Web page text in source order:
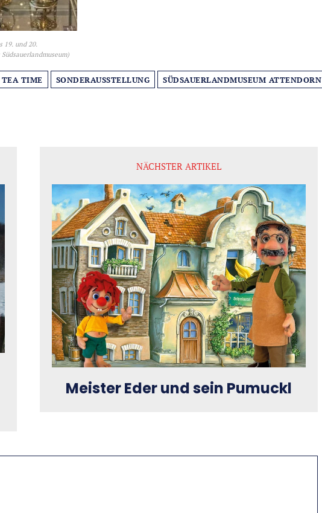
19. und 20.
TEA TIME SONDERAUSSTELLUNG SÜDSAUERLANDMUSEUM ATTENDORN
NÄCHSTER ARTIKEL
Meister Eder und sein Pumuckl